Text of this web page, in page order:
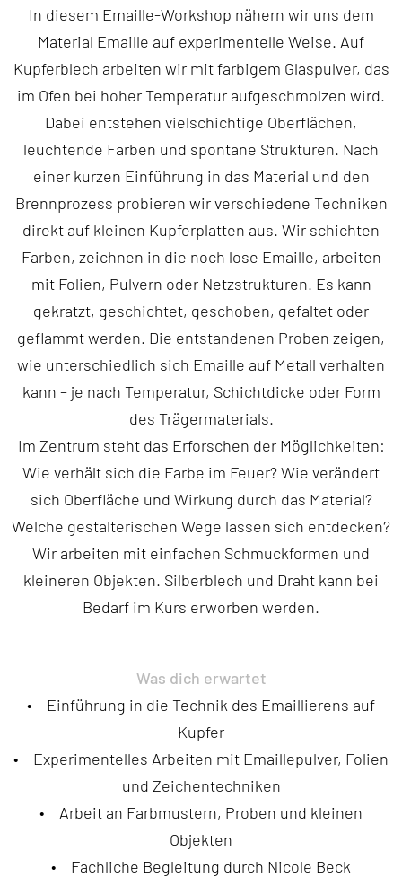
In diesem Emaille-Workshop nähern wir uns dem
Material Emaille auf experimentelle Weise. Auf
Kupferblech arbeiten wir mit farbigem Glaspulver, das
im Ofen bei hoher Temperatur aufgeschmolzen wird.
Dabei entstehen vielschichtige Oberflächen,
leuchtende Farben und spontane Strukturen. Nach
einer kurzen Einführung in das Material und den
Brennprozess probieren wir verschiedene Techniken
direkt auf kleinen Kupferplatten aus. Wir schichten
Farben, zeichnen in die noch lose Emaille, arbeiten
mit Folien, Pulvern oder Netzstrukturen. Es kann
gekratzt, geschichtet, geschoben, gefaltet oder
geflammt werden. Die entstandenen Proben zeigen,
wie unterschiedlich sich Emaille auf Metall verhalten
kann – je nach Temperatur, Schichtdicke oder Form
des Trägermaterials.
Im Zentrum steht das Erforschen der Möglichkeiten:
Wie verhält sich die Farbe im Feuer? Wie verändert
sich Oberfläche und Wirkung durch das Material?
Welche gestalterischen Wege lassen sich entdecken?
Wir arbeiten mit einfachen Schmuckformen und
kleineren Objekten. Silberblech und Draht kann bei
Bedarf im Kurs erworben werden.
Was dich erwartet
• Einführung in die Technik des Emaillierens auf
Kupfer
• Experimentelles Arbeiten mit Emaillepulver, Folien
und Zeichentechniken
• Arbeit an Farbmustern, Proben und kleinen
Objekten
• Fachliche Begleitung durch Nicole Beck